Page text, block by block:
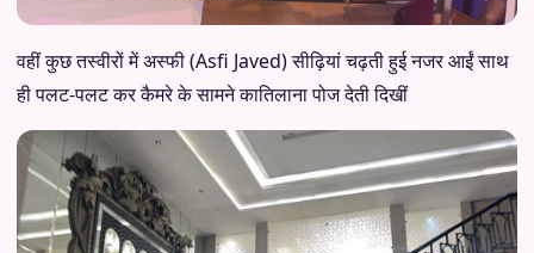
वहीं कुछ तस्वीरों में अस्फी (Asfi Javed) सीढ़ियां चढ़ती हुई नजर आईं साथ
ही पलट-पलट कर कैमरे के सामने कातिलाना पोज देती दिखीं